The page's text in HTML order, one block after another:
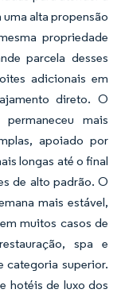
alta propensão
propriedade
parcela desses
adicionais em
direto. O
mais
apoiado por
longas até o final
de alto padrão. O
mais estável,
muitos casos de
spa e
categoria superior.
hotéis de luxo dos